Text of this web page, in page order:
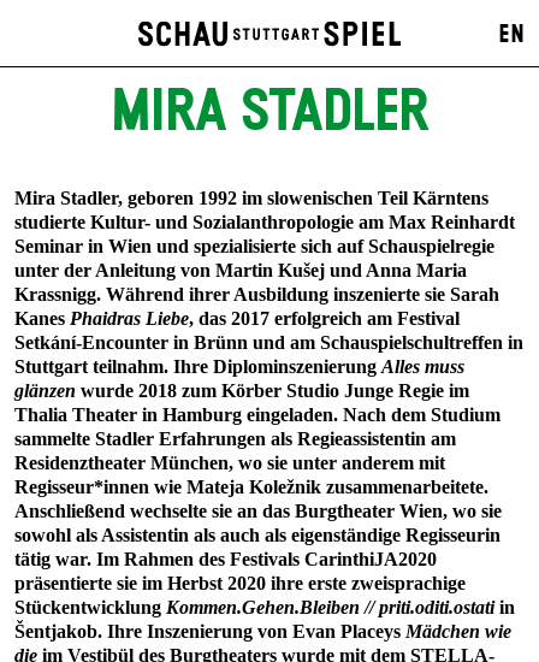
EN
MIRA STADLER
Mira Stadler, geboren 1992 im slowenischen Teil Kärntens
studierte Kultur- und Sozialanthropologie am Max Reinhardt
Seminar in Wien und spezialisierte sich auf Schauspielregie
unter der Anleitung von Martin Kušej und Anna Maria
Krassnigg. Während ihrer Ausbildung inszenierte sie Sarah
Kanes Phaidras Liebe, das 2017 erfolgreich am Festival
Setkání-Encounter in Brünn und am Schauspielschultreffen in
Stuttgart teilnahm. Ihre Diplominszenierung Alles muss
glänzen wurde 2018 zum Körber Studio Junge Regie im
Thalia Theater in Hamburg eingeladen. Nach dem Studium
sammelte Stadler Erfahrungen als Regieassistentin am
Residenztheater München, wo sie unter anderem mit
Regisseur*innen wie Mateja Koležnik zusammenarbeitete.
Anschließend wechselte sie an das Burgtheater Wien, wo sie
sowohl als Assistentin als auch als eigenständige Regisseurin
tätig war. Im Rahmen des Festivals CarinthiJA2020
präsentierte sie im Herbst 2020 ihre erste zweisprachige
Stückentwicklung Kommen.Gehen.Bleiben // priti.oditi.ostatiin
Šentjakob. Ihre Inszenierung von Evan Placeys Mädchen wie
die im Vestibül des Burgtheaters wurde mit dem STELLA-